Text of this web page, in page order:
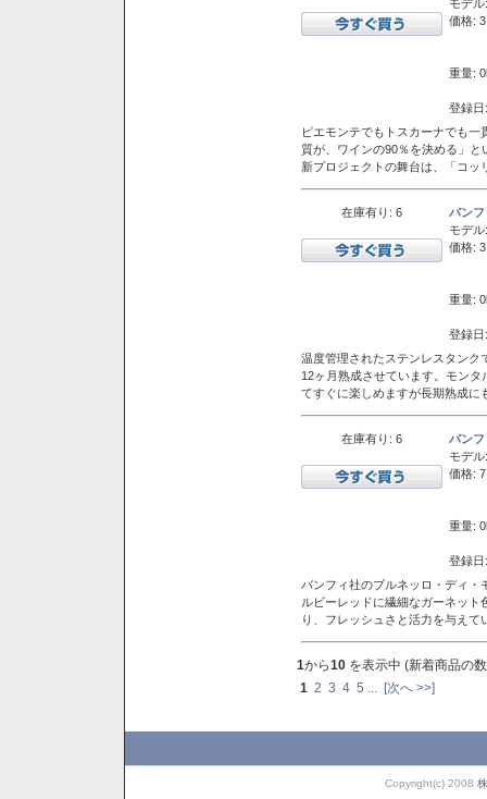
モデル:
価格:
重量:
登録
ピエモンテでもトスカーナでも
質が、ワインの90％を決める」
新プロジェクトの舞台は、「コ
在庫有り: 6
バン
モデル:
価格:
重量:
登録
温度管理されたステンレスタンク
12ヶ月熟成させています。モン
てすぐに楽しめますが長期熟成に
在庫有り: 6
バン
モデル:
価格:
重量:
登録
バンフィ社のブルネッロ・ディ
ルビーレッドに繊細なガーネッ
り、フレッシュさと活力を与え
1から10 を表示中 (新着商品の
1 2 3 4 5 [次へ >>]
Copyright(c) 2008